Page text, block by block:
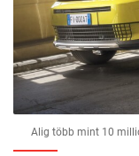
Alig több mint 10